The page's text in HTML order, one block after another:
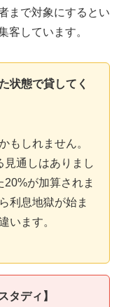
まで対象にするとい
客しています。
状態で貸してく
もしれません。
見通しはありまし
が加算されま
利息地獄が始ま
います。
タディ】